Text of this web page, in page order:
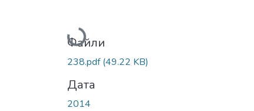
Вантажиться...
Файли
238.pdf(49.22 KB)
Дата
2014